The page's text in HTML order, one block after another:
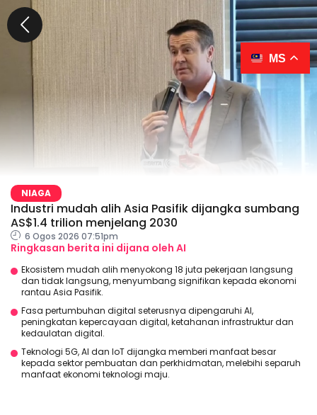
NIAGA
Industri mudah alih Asia Pasifik dijangka sumbang
AS$1.4 trilion menjelang 2030
6 Ogos 2026 07:51pm
Ringkasan berita ini dijana oleh AI
Ekosistem mudah alih menyokong 18 juta pekerjaan langsung
dan tidak langsung, menyumbang signifikan kepada ekonomi
rantau Asia Pasifik.
Fasa pertumbuhan digital seterusnya dipengaruhi AI,
peningkatan kepercayaan digital, ketahanan infrastruktur dan
kedaulatan digital.
Teknologi 5G, AI dan IoT dijangka memberi manfaat besar
kepada sektor pembuatan dan perkhidmatan, melebihi separuh
manfaat ekonomi teknologi maju.
MS